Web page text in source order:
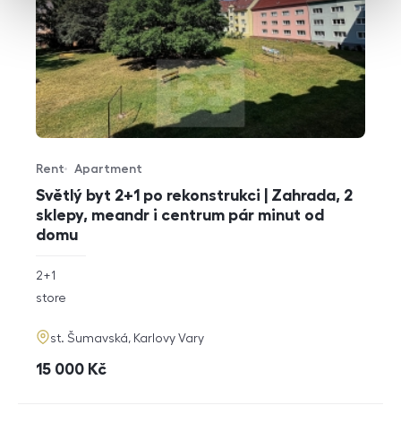
Světlý byt 2+1 po rekonstrukci | Zahrada, 2
sklepy, meandr i centrum pár minut od
domu
Offer type
Rent
Property type
Apartment
rozměry
2+1
funkce
store
adresa
st. Šumavská, Karlovy Vary
cena
15 000 Kč